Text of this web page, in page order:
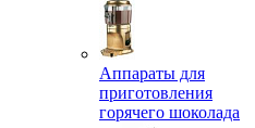
Аппараты для
приготовления
горячего шоколада